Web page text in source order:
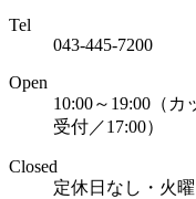
Tel
043-445-7200
Open
10:00～19:00（
受付／17:00）
Closed
定休日なし・火